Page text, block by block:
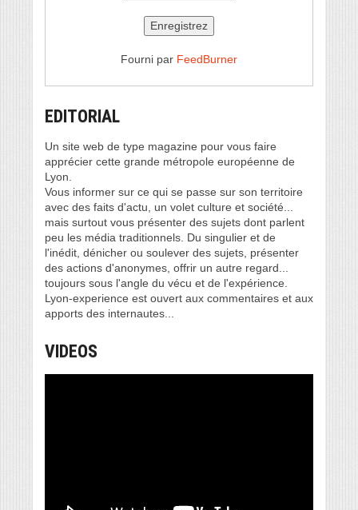
Fourni par FeedBurner
EDITORIAL
Un site web de type magazine pour vous faire
apprécier cette grande métropole européenne de
Lyon.
Vous informer sur ce qui se passe sur son territoire
avec des faits d'actu, un volet culture et société...
mais surtout vous présenter des sujets dont parlent
peu les média traditionnels. Du singulier et de
l'inédit, dénicher ou soulever des sujets, présenter
des actions d'anonymes, offrir un autre regard...
toujours sous l'angle du vécu et de l'expérience.
Lyon-experience est ouvert aux commentaires et aux
apports des internautes...
VIDEOS